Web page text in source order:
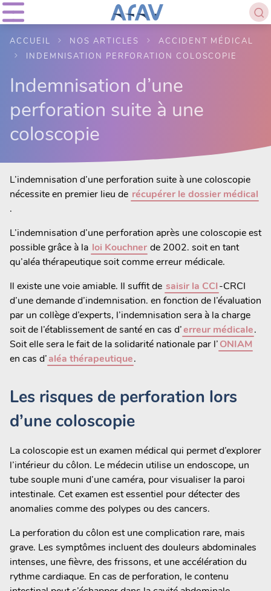
ACCUEIL NOS ARTICLES
ACCIDENT MÉDICAL
INDEMNISATION PERFORATION COLOSCOPIE
Indemnisation d’une
perforation suite à une
coloscopie
L’indemnisation d’une perforation suite à une coloscopie
nécessite en premier lieu de récupérer le dossier médical
.
L’indemnisation d’une perforation après une coloscopie est
possible grâce à la loi Kouchner de 2002. soit en tant
qu’aléa thérapeutique soit comme erreur médicale.
Il existe une voie amiable. Il suffit de saisir la CCI-CRCI
d’une demande d’indemnisation. en fonction de l’évaluation
par un collège d’experts, l’indemnisation sera à la charge
soit de l’établissement de santé en cas d’erreur médicale.
Soit elle sera le fait de la solidarité nationale par l’ONIAM
en cas d’aléa thérapeutique.
Les risques de perforation lors
d’une coloscopie
La coloscopie est un examen médical qui permet d’explorer
l’intérieur du côlon. Le médecin utilise un endoscope, un
tube souple muni d’une caméra, pour visualiser la paroi
intestinale. Cet examen est essentiel pour détecter des
anomalies comme des polypes ou des cancers.
La perforation du côlon est une complication rare, mais
grave. Les symptômes incluent des douleurs abdominales
intenses, une fièvre, des frissons, et une accélération du
rythme cardiaque. En cas de perforation, le contenu